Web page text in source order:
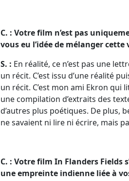
C. : Votre film n’est pas
vous eu l’idée de mélanger
S. : En réalité, ce n’est pas une
un récit. C’est issu d’une réalité
un récit. C’est mon ami Ekron qui
une compilation d’extraits des
d’autres plus poétiques. De plus,
ne savaient ni lire ni écrire, mais
C. : Votre film In Flanders Fields
une empreinte indienne liée à